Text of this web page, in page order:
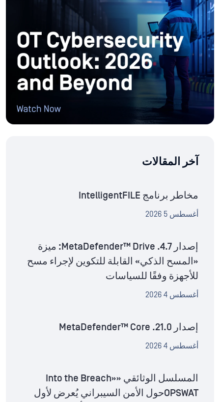
آخر المقالات
مخاطر برنامج IntelligentFILE
أغسطس 5 2026
إصدار MetaDefender™ Drive .4.7: ميزة
«المسح الذكي» القابلة للتكوين لإجراء مسح
للأجهزة وفقًا للسياسات
أغسطس 4 2026
إصدار MetaDefender™ Core .21.0
أغسطس 4 2026
المسلسل الوثائقي «Into the Breach»
OPSWATحول الأمن السيبراني يُعرض لأول